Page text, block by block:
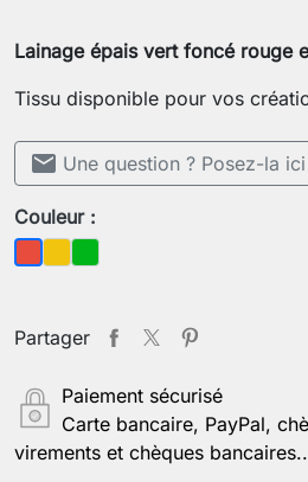
Lainage épais vert foncé rouge
Tissu disponible pour vos
mail Une question ? Posez-la
Couleur :
Rouge
Jaune
Vert
Partager
Paiement sécurisé
Carte bancaire, PayPal,
virements et chèques